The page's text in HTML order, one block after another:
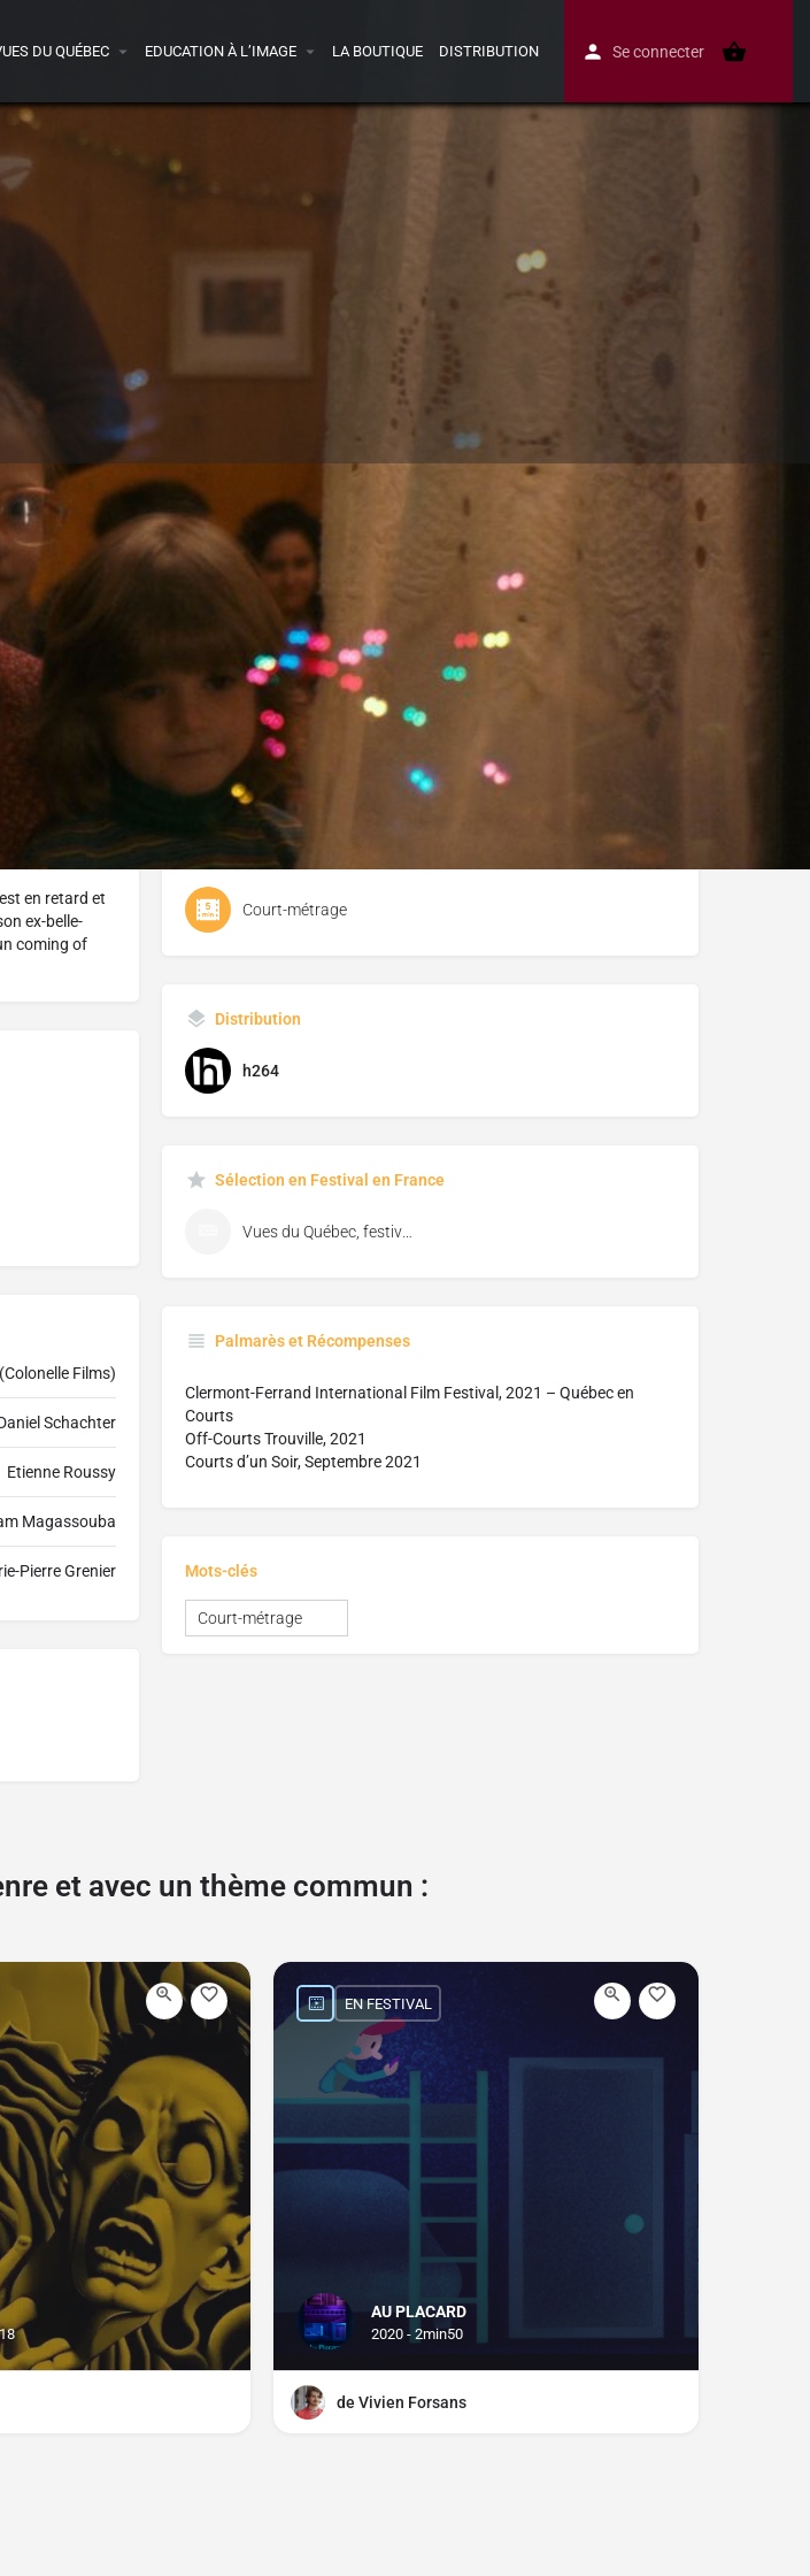
DU QUÉBEC EDUCATION À L’IMAGE LA BOUTIQUE DISTRIBUTION Se connecter
Vidéo Avis
en retard et
ex-belle-
coming of
Films)
Schachter
Etienne Roussy
Magassouba
Pierre Grenier
Genre
Court-métrage
Thème(s) du film
Court-métrage
Distribution
h264
Sélection en Festival en France
Vues du Québec, festival de cinéma de Florac
Palmarès et Récompenses
Clermont-Ferrand International Film Festival, 2021 – Québec en
Courts
Off-Courts Trouville, 2021
Courts d’un Soir, Septembre 2021
Mots-clés
Court-métrage
et avec un thème commun :
AU PLACARD
2020 - 2min50
EN FESTIVAL
de Vivien Forsans